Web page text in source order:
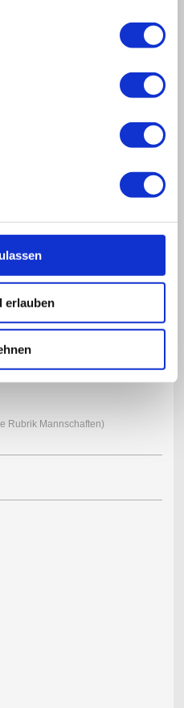
erlauben
Rubrik Mannschaften)